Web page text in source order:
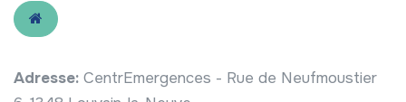
Adresse: CentrEmergences - Rue de Neufmoustier